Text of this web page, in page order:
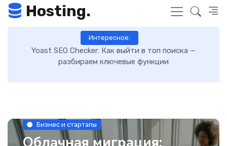
Hosting.
Интересное:
Как включить GZIP-сжатие в WordPress и ускорить
загрузку сайта: пошаговая инструкция
Бизнес и стартапы